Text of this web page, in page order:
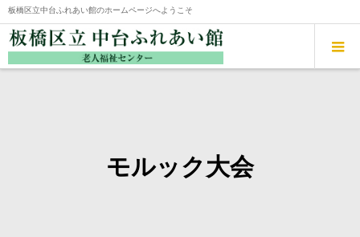
板橋区立中台ふれあい館のホームページへようこそ
モルック大会